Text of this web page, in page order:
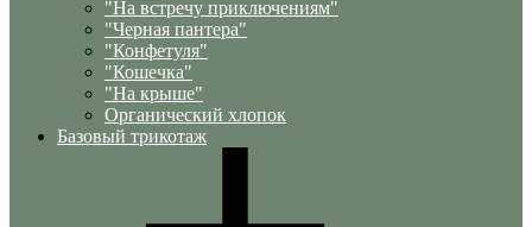
"На встречу приключениям"
"Черная пантера"
"Конфетуля"
"Кошечка"
"На крыше"
Органический хлопок
Базовый трикотаж